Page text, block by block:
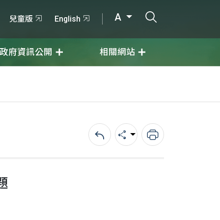
兒童版 English A
政府資訊公開 相關網站
回上一頁分享 列印